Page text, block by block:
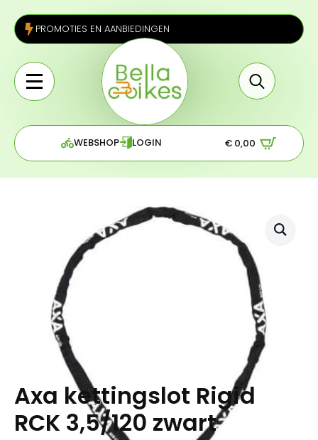
PROMOTIES EN AANBIEDINGEN
for:
WEBSHOP LOGIN € 0,00
Axa kettingslot Rigid
RCK 3,5/120 zwart